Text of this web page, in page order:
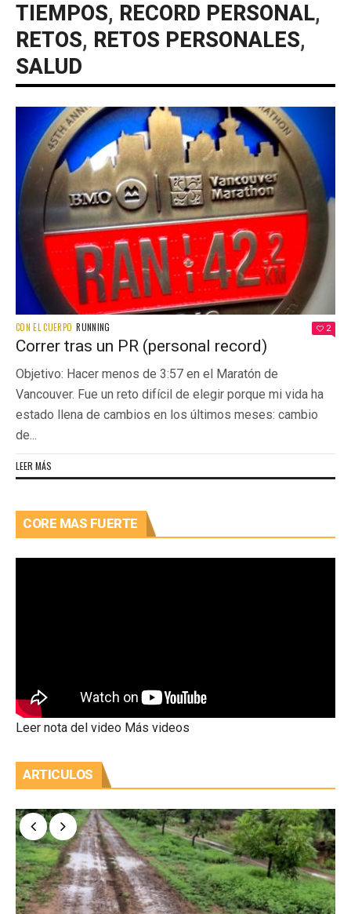
TIEMPOS, RECORD PERSONAL,
RETOS, RETOS PERSONALES,
SALUD
CON EL CUERPO RUNNING 2
Correr tras un PR (personal record)
Objetivo: Hacer menos de 3:57 en el Maratón de
Vancouver. Fue un reto difícil de elegir porque mi vida ha
estado llena de cambios en los últimos meses: cambio
de...
LEER MÁS
CORE MAS FUERTE
Leer nota del video Más videos
ARTICULOS